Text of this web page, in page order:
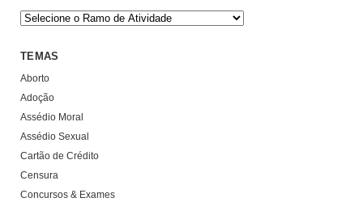
TEMAS
Aborto
Adoção
Assédio Moral
Assédio Sexual
Cartão de Crédito
Censura
Concursos & Exames